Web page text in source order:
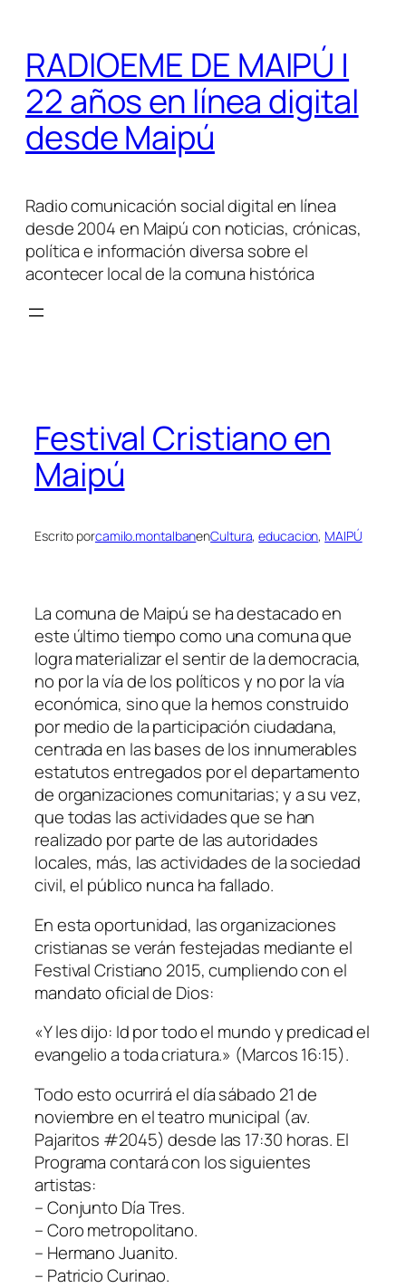
contenido
RADIOEME DE MAIPÚ |
22 años en línea digital
desde Maipú
Radio comunicación social digital en línea
desde 2004 en Maipú con noticias, crónicas,
política e información diversa sobre el
acontecer local de la comuna histórica
Festival Cristiano en
Maipú
Escrito porcamilo.montalbanenCultura, educacion, MAIPÚ
La comuna de Maipú se ha destacado en
este último tiempo como una comuna que
logra materializar el sentir de la democracia,
no por la vía de los políticos y no por la vía
económica, sino que la hemos construido
por medio de la participación ciudadana,
centrada en las bases de los innumerables
estatutos entregados por el departamento
de organizaciones comunitarias; y a su vez,
que todas las actividades que se han
realizado por parte de las autoridades
locales, más, las actividades de la sociedad
civil, el público nunca ha fallado.
En esta oportunidad, las organizaciones
cristianas se verán festejadas mediante el
Festival Cristiano 2015, cumpliendo con el
mandato oficial de Dios:
«Y les dijo: Id por todo el mundo y predicad el
evangelio a toda criatura.» (Marcos 16:15).
Todo esto ocurrirá el día sábado 21 de
noviembre en el teatro municipal (av.
Pajaritos #2045) desde las 17:30 horas. El
Programa contará con los siguientes
artistas:
– Conjunto Día Tres.
– Coro metropolitano.
– Hermano Juanito.
– Patricio Curinao.